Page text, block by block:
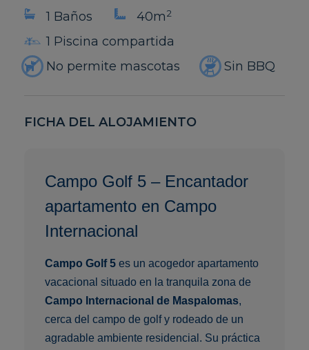
1 Baños
40m2
1 Piscina compartida
No permite mascotas
Sin BBQ
FICHA DEL ALOJAMIENTO
Campo Golf 5 – Encantador
apartamento en Campo
Internacional
Campo Golf 5 es un acogedor apartamento
vacacional situado en la tranquila zona de
Campo Internacional de Maspalomas,
cerca del campo de golf y rodeado de un
agradable ambiente residencial. Su práctica